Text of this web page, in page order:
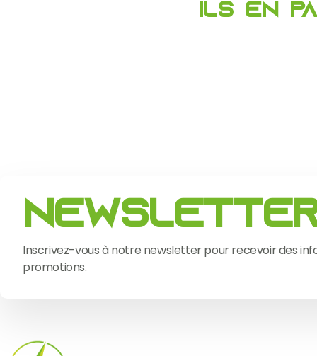
Ils en
Inscrivez-vous à notre newsletter pour recevoir des
promotions.